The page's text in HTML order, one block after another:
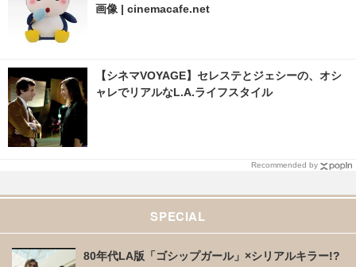
画像 | cinemacafe.net
【シネマVOYAGE】セレステとジェシーの、オシ
ャレでリアルなL.A.ライフスタイル
Recommended by
SPECIAL
80年代LA版「ゴシップガール」×シリアルキラー!?